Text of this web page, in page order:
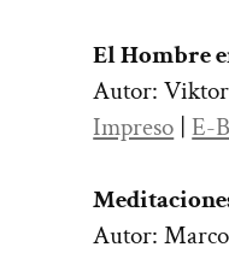
El Hombre
Autor:
Impreso |E-
Autor: